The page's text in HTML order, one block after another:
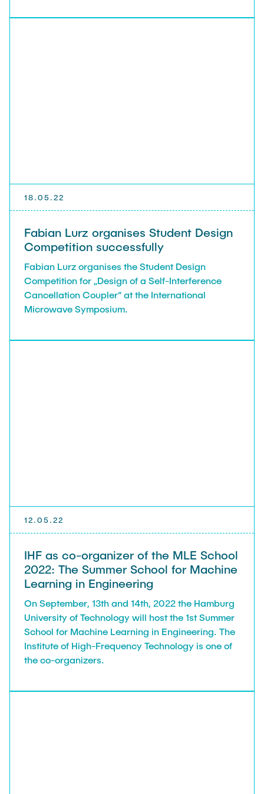
18.05.22
Fabian Lurz organises Student Design
Competition successfully
Fabian Lurz organises the Student Design
Competition for „Design of a Self-Interference
Cancellation Coupler“ at the International
Microwave Symposium.
12.05.22
IHF as co-organizer of the MLE School
2022: The Summer School for Machine
Learning in Engineering
On September, 13th and 14th, 2022 the Hamburg
University of Technology will host the 1st Summer
School for Machine Learning in Engineering. The
Institute of High-Frequency Technology is one of
the co-organizers.